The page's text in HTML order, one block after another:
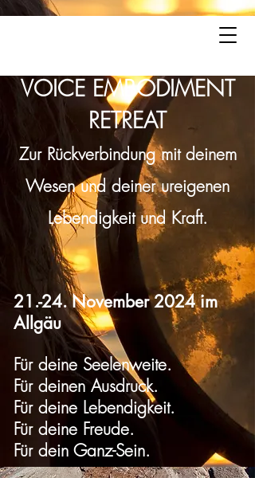
VOICE EMBODIMENT
RETREAT
Zur Rückverbindung mit deinem
Wesen und deiner ureigenen
Lebendigkeit und Kraft.
21.-24. November 2024 im
Allgäu
Für deine Seelenweite.
Für deinen Ausdruck.
Für deine Lebendigkeit.
Für deine Freude.
Für dein Ganz-Sein.